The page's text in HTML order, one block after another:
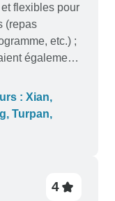
flexibles pour
(repas
etc.) ;
également
culture et de
toujours
bonne et les
merci à Ben
: Xian,
Turpan,
4